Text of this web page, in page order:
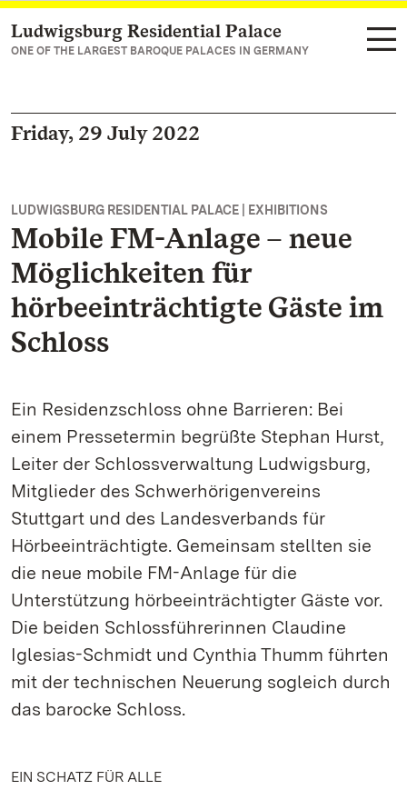
Navigate to main page
Ludwigsburg Residential Palace
ONE OF THE LARGEST BAROQUE PALACES IN GERMANY
Friday, 29 July 2022
LUDWIGSBURG RESIDENTIAL PALACE | EXHIBITIONS
Mobile FM-Anlage – neue
Möglichkeiten für
hörbeeinträchtigte Gäste im
Schloss
Ein Residenzschloss ohne Barrieren: Bei
einem Pressetermin begrüßte Stephan Hurst,
Leiter der Schlossverwaltung Ludwigsburg,
Mitglieder des Schwerhörigenvereins
Stuttgart und des Landesverbands für
Hörbeeinträchtigte. Gemeinsam stellten sie
die neue mobile FM-Anlage für die
Unterstützung hörbeeinträchtigter Gäste vor.
Die beiden Schlossführerinnen Claudine
Iglesias-Schmidt und Cynthia Thumm führten
mit der technischen Neuerung sogleich durch
das barocke Schloss.
EIN SCHATZ FÜR ALLE